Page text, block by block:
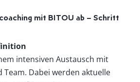
mit BITOU ab – Schritt
intensiven Austausch mit
Team. Dabei werden aktuelle